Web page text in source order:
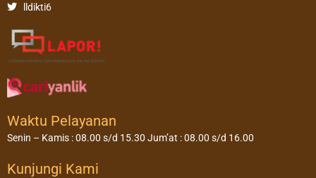
lldikti6
Waktu Pelayanan
Senin – Kamis : 08.00 s/d 15.30 Jum’at : 08.00 s/d 16.00
Kunjungi Kami